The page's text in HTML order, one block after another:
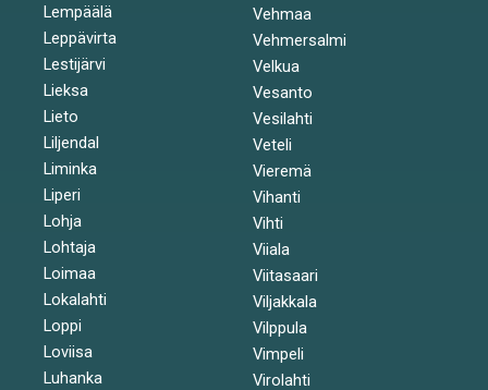
Lempäälä
Leppävirta
Lestijärvi
Lieksa
Lieto
Liljendal
Liminka
Liperi
Lohja
Lohtaja
Loimaa
Lokalahti
Loppi
Loviisa
Luhanka
Vehmaa
Vehmersalmi
Velkua
Vesanto
Vesilahti
Veteli
Vieremä
Vihanti
Vihti
Viiala
Viitasaari
Viljakkala
Vilppula
Vimpeli
Virolahti